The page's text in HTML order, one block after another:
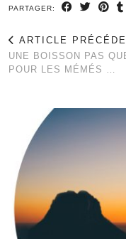
PARTAGER:
ARTICLE
UNE BOISSON PAS
POUR LES MÉMÉS …